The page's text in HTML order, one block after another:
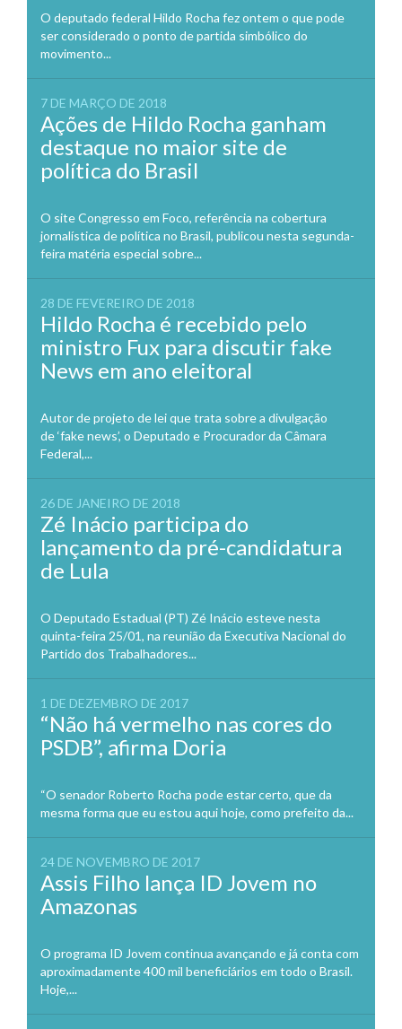
O deputado federal Hildo Rocha fez ontem o que pode
ser considerado o ponto de partida simbólico do
movimento...
7 DE MARÇO DE 2018
Ações de Hildo Rocha ganham
destaque no maior site de
política do Brasil
O site Congresso em Foco, referência na cobertura
jornalística de política no Brasil, publicou nesta segunda-
feira matéria especial sobre...
28 DE FEVEREIRO DE 2018
Hildo Rocha é recebido pelo
ministro Fux para discutir fake
News em ano eleitoral
Autor de projeto de lei que trata sobre a divulgação
de ‘fake news’, o Deputado e Procurador da Câmara
Federal,...
26 DE JANEIRO DE 2018
Zé Inácio participa do
lançamento da pré-candidatura
de Lula
O Deputado Estadual (PT) Zé Inácio esteve nesta
quinta-feira 25/01, na reunião da Executiva Nacional do
Partido dos Trabalhadores...
1 DE DEZEMBRO DE 2017
“Não há vermelho nas cores do
PSDB”, afirma Doria
“O senador Roberto Rocha pode estar certo, que da
mesma forma que eu estou aqui hoje, como prefeito da...
24 DE NOVEMBRO DE 2017
Assis Filho lança ID Jovem no
Amazonas
O programa ID Jovem continua avançando e já conta com
aproximadamente 400 mil beneficiários em todo o Brasil.
Hoje,...